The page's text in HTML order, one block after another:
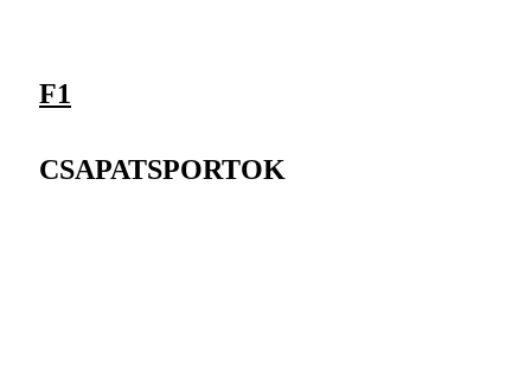
F1
CSAPATSPORTOK